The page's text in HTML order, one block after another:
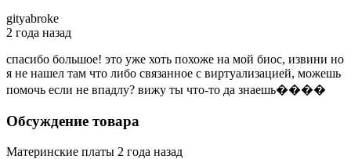
gityabroke
2 года назад
спасибо большое! это уже хоть похоже на мой биос, извини но
я не нашел там что либо связанное с виртуализацией, можешь
помочь если не впадлу? вижу ты что-то да знаешь����
Обсуждение товара
Материнские платы 2 года назад